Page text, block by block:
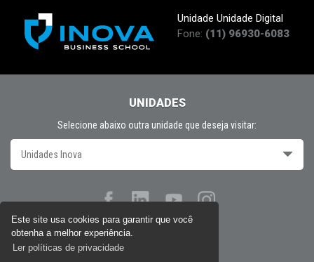
Este site usa cookies para garantir que você
obtenha a melhor experiência.
Ler políticas de privacidade
Unidade Unidade Digital
Fone: (11) 96930-6083
UNIDADES
Selecione abaixo outra unidade que deseja visitar:
Unidades Inova
Políticas de privacidade